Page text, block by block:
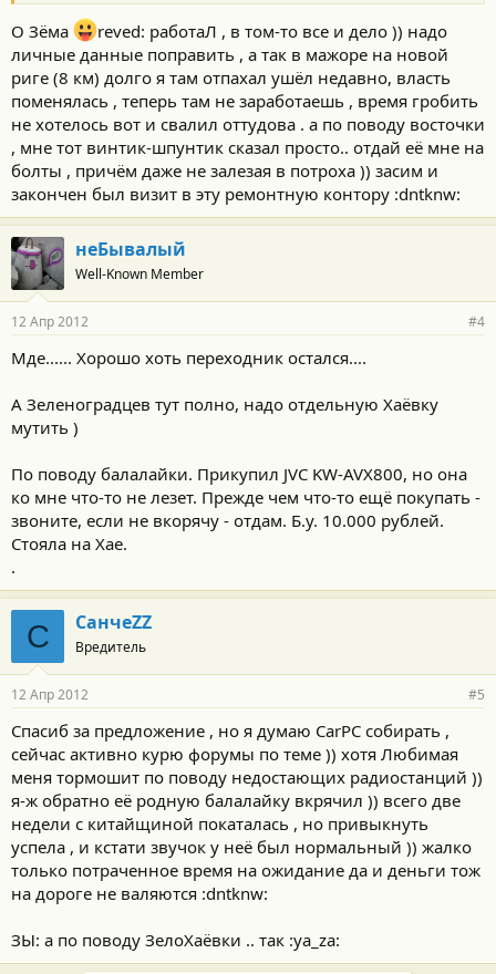
О Зёма
reved: работаЛ , в том-то все и дело )) надо
личные данные поправить , а так в мажоре на новой
риге (8 км) долго я там отпахал ушёл недавно, власть
поменялась , теперь там не заработаешь , время гробить
не хотелось вот и свалил оттудова . а по поводу восточки
, мне тот винтик-шпунтик сказал просто.. отдай её мне на
болты , причём даже не залезая в потроха )) засим и
закончен был визит в эту ремонтную контору :dntknw:
неБывалый
Well-Known Member
12 Апр 2012 #4
Мде...... Хорошо хоть переходник остался....
А Зеленоградцев тут полно, надо отдельную Хаёвку
мутить )
По поводу балалайки. Прикупил JVC KW-AVX800, но она
ко мне что-то не лезет. Прежде чем что-то ещё покупать -
звоните, если не вкорячу - отдам. Б.у. 10.000 рублей.
Стояла на Хае.
.
С СанчеZZ
Вредитель
12 Апр 2012 #5
Спасиб за предложение , но я думаю CarPC собирать ,
сейчас активно курю форумы по теме )) хотя Любимая
меня тормошит по поводу недостающих радиостанций ))
я-ж обратно её родную балалайку вкрячил )) всего две
недели с китайщиной покаталась , но привыкнуть
успела , и кстати звучок у неё был нормальный )) жалко
только потраченное время на ожидание да и деньги тож
на дороге не валяются :dntknw:
ЗЫ: а по поводу ЗелоХаёвки .. так :ya_za: